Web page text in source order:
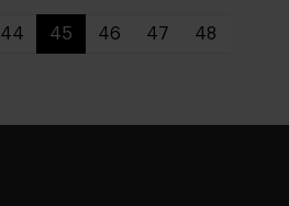
44 45 46 47 48